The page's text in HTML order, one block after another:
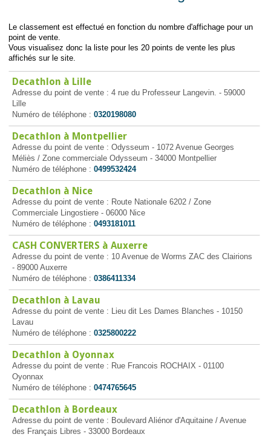
Le classement est effectué en fonction du nombre d'affichage pour un
point de vente.
Vous visualisez donc la liste pour les 20 points de vente les plus
affichés sur le site.
Decathlon à Lille
Adresse du point de vente : 4 rue du Professeur Langevin. - 59000
Lille
Numéro de téléphone : 0320198080
Decathlon à Montpellier
Adresse du point de vente : Odysseum - 1072 Avenue Georges
Méliès / Zone commerciale Odysseum - 34000 Montpellier
Numéro de téléphone : 0499532424
Decathlon à Nice
Adresse du point de vente : Route Nationale 6202 / Zone
Commerciale Lingostiere - 06000 Nice
Numéro de téléphone : 0493181011
CASH CONVERTERS à Auxerre
Adresse du point de vente : 10 Avenue de Worms ZAC des Clairions
- 89000 Auxerre
Numéro de téléphone : 0386411334
Decathlon à Lavau
Adresse du point de vente : Lieu dit Les Dames Blanches - 10150
Lavau
Numéro de téléphone : 0325800222
Decathlon à Oyonnax
Adresse du point de vente : Rue Francois ROCHAIX - 01100
Oyonnax
Numéro de téléphone : 0474765645
Decathlon à Bordeaux
Adresse du point de vente : Boulevard Aliénor d'Aquitaine / Avenue
des Français Libres - 33000 Bordeaux